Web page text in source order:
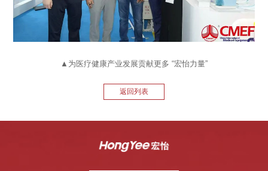
▲为医疗健康产业发展贡献更多 “宏怡力量”
返回列表